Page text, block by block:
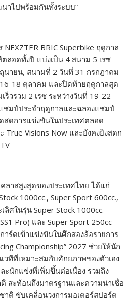
าไปพร้อมกันทั้งระบบ”
BRIC Superbike ฤดูกาล
ลอดทั้งปี แบ่งเป็น 4 สนาม 5 เรซ
ายน, สนามที่ 2 วันที่ 31 กรกฎาคม
18 ตุลาคม และปิดท้ายฤดูกาลสุด
วรวม 2 เรซ ระหว่างวันที่ 19-22
มป์ประจำฤดูกาลและฉลองแชมป์
สดการแข่งขันในประเทศตลอด
True Visions Now และยังคงยิงสดก
าสสูงสุดของประเทศไทย ได้แก่
1000cc., Super Sport 600cc.,
ลิศในรุ่น Super Stock 1000cc.
Pro) และ Super Sport 250cc
าร์ดเข้าแข่งขันในศึกสองล้อรายการ
Championship” 2027 ช่วยให้นัก
ทีที่เหมาะสมกับศักยภาพของตัวเอง
นักแข่งที่เพิ่มขึ้นต่อเนื่อง รวมถึง
สะท้อนถึงมาตรฐานและความน่าเชื่อ
าติ ขับเคลื่อนวงการมอเตอร์สปอร์ต